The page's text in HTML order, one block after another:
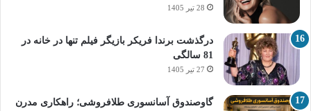
28 تیر 1405
درگذشت برندا فریکر بازیگر فیلم تنها در خانه در
81 سالگی
27 تیر 1405
گاوصندوق آسانسوری طلافروشی؛ راهکاری مدرن